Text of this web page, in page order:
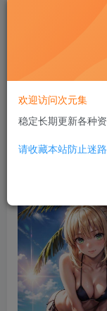
欢迎访问次元集
稳定长期更新各种
请收藏本站防止迷路